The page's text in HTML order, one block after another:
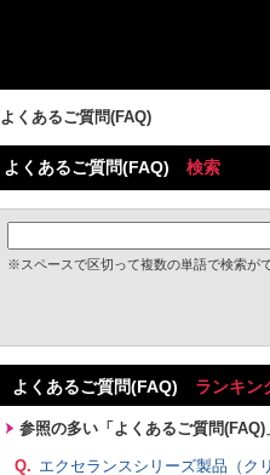
よくあるご質問(FAQ)
よくあるご質問(FAQ) 検索
※スペースで区切って複数の単語で検索が
よくあるご質問(FAQ) ランキン
参照の多い「よくあるご質問(FAQ)
Q. エクセランスシリーズ製品（ク